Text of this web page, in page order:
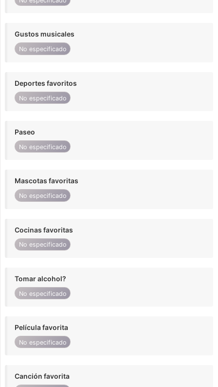
Gustos musicales
No especificado
Deportes favoritos
No especificado
Paseo
No especificado
Mascotas favoritas
No especificado
Cocinas favoritas
No especificado
Tomar alcohol?
No especificado
Película favorita
No especificado
Canción favorita